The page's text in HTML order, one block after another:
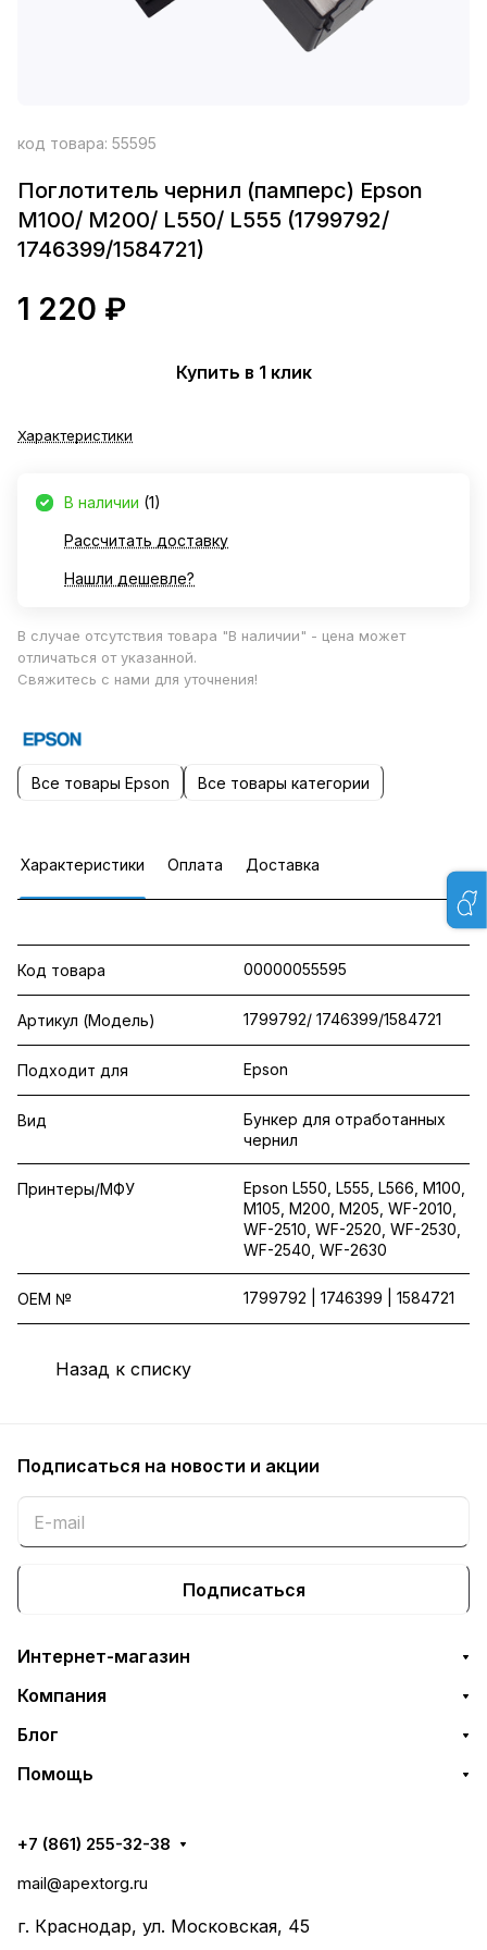
код товара: 55595
Поглотитель чернил (памперс) Epson
M100/ M200/ L550/ L555 (1799792/
1746399/1584721)
1 220 ₽
Купить в 1 клик
Характеристики
В наличии (1)
Рассчитать доставку
Нашли дешевле?
В случае отсутствия товара "В наличии" - цена может
отличаться от указанной.
Свяжитесь с нами для уточнения!
Все товары Epson Все товары категории
Характеристики Оплата Доставка
Код товара 00000055595
Артикул (Модель) 1799792/ 1746399/1584721
Подходит для Epson
Вид
Бункер для отработанных
чернил
Принтеры/МФУ
Epson L550, L555, L566, M100,
M105, M200, M205, WF-2010,
WF-2510, WF-2520, WF-2530,
WF-2540, WF-2630
OEM № 1799792 | 1746399 | 1584721
Назад к списку
Подписаться на новости и акции
Подписаться
Интернет-магазин
Компания
Блог
Помощь
+7 (861) 255-32-38
mail@apextorg.ru
г. Краснодар, ул. Московская, 45